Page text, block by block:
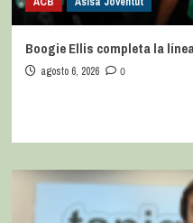
Boogie Ellis completa la
agosto 6, 2026 0